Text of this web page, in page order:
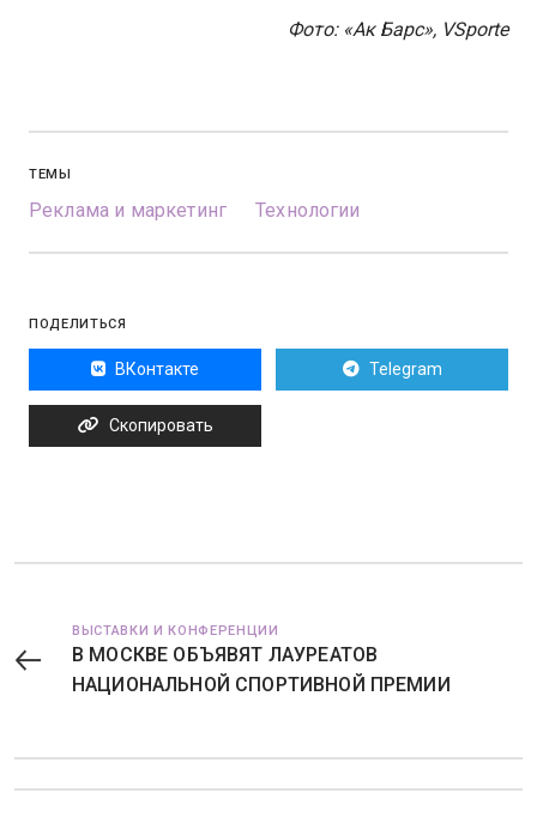
Фото: «Ак Барс», VSporte
ТЕМЫ
Реклама и маркетинг Технологии
ПОДЕЛИТЬСЯ
ВКонтакте Telegram
Скопировать
ВЫСТАВКИ И КОНФЕРЕНЦИИ
В МОСКВЕ ОБЪЯВЯТ ЛАУРЕАТОВ
НАЦИОНАЛЬНОЙ СПОРТИВНОЙ ПРЕМИИ